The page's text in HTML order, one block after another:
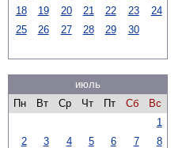
18
19 20 21 22 23
24
25
26 27 28 29 30
июль
Пн
Вт Ср Чт Пт Сб
Вс
1
2
3 4 5 6 7
8